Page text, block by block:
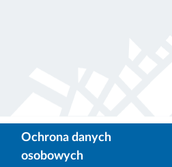
Ochrona danych
osobowych